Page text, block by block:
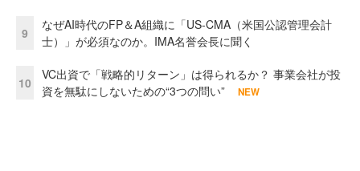
9
なぜAI時代のFP＆A組織に「US-CMA（米国公認管理会計
士）」が必須なのか。IMA名誉会長に聞く
10
VC出資で「戦略的リターン」は得られるか？ 事業会社が投
資を無駄にしないための“3つの問い”
NEW